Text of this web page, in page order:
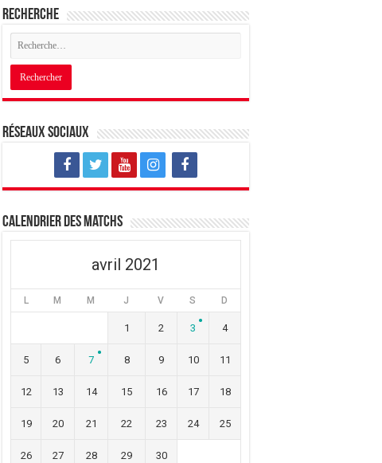
Recherche
Réseaux sociaux
Calendrier des matchs
avril 2021
L M M J V S D
1 2 3 4
5 6 7 8 9 10 11
12 13 14 15 16 17 18
19 20 21 22 23 24 25
26 27 28 29 30